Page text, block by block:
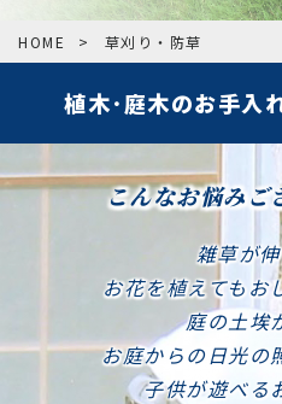
HOME > 草刈り・防草
植木･庭木のお手入
こんなお悩みご
雑草が
お花を植えてもお
庭の土埃
お庭からの日光の
子供が遊べる